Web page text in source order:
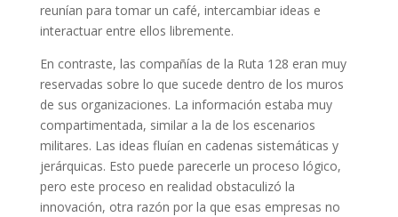
reunían para tomar un café, intercambiar ideas e
interactuar entre ellos libremente.
En contraste, las compañías de la Ruta 128 eran muy
reservadas sobre lo que sucede dentro de los muros
de sus organizaciones. La información estaba muy
compartimentada, similar a la de los escenarios
militares. Las ideas fluían en cadenas sistemáticas y
jerárquicas. Esto puede parecerle un proceso lógico,
pero este proceso en realidad obstaculizó la
innovación, otra razón por la que esas empresas no